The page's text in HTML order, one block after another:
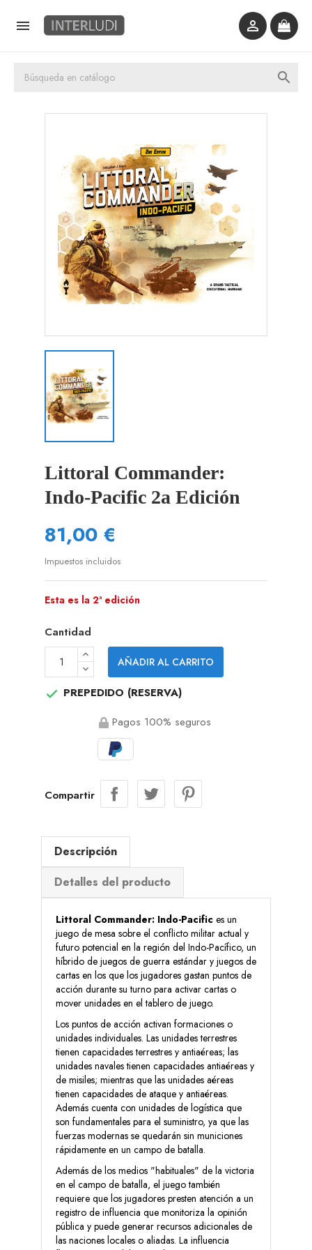
 

Littoral Commander:
Indo-Pacific 2a Edición
81,00 €
Impuestos incluidos
Esta es la 2ª edición
Cantidad
AÑADIR AL CARRITO
 PREPEDIDO (RESERVA)
Pagos 100% seguros
Compartir
Descripción
Detalles del producto
Littoral Commander: Indo-Pacific es un
juego de mesa sobre el conflicto militar actual y
futuro potencial en la región del Indo-Pacífico, un
híbrido de juegos de guerra estándar y juegos de
cartas en los que los jugadores gastan puntos de
acción durante su turno para activar cartas o
mover unidades en el tablero de juego.
Los puntos de acción activan formaciones o
unidades individuales. Las unidades terrestres
tienen capacidades terrestres y antiaéreas; las
unidades navales tienen capacidades antiaéreas y
de misiles; mientras que las unidades aéreas
tienen capacidades de ataque y antiaéreas.
Además cuenta con unidades de logística que
son fundamentales para el suministro, ya que las
fuerzas modernas se quedarán sin municiones
rápidamente en un campo de batalla.
Además de los medios "habituales" de la victoria
en el campo de batalla, el juego también
requiere que los jugadores presten atención a un
registro de influencia que monitoriza la opinión
pública y puede generar recursos adicionales de
las naciones locales o aliadas. La influencia